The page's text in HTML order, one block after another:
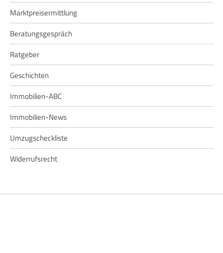
Marktpreisermittlung
Beratungsgespräch
Ratgeber
Geschichten
Immobilien-ABC
Immobilien-News
Umzugscheckliste
Widerrufsrecht